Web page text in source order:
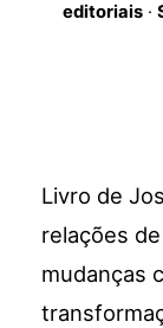
editoriais·
Livro de
relações
mudanças